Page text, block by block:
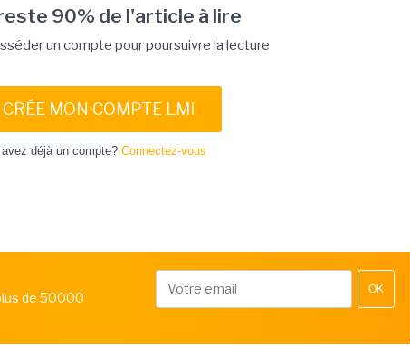
90% de l'article à lire
un compte pour poursuivre la lecture
CRÉE MON COMPTE LMI
déjà un compte? Connectez-vous
de 50000
OK